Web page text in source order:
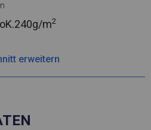
240g/m2
erweitern